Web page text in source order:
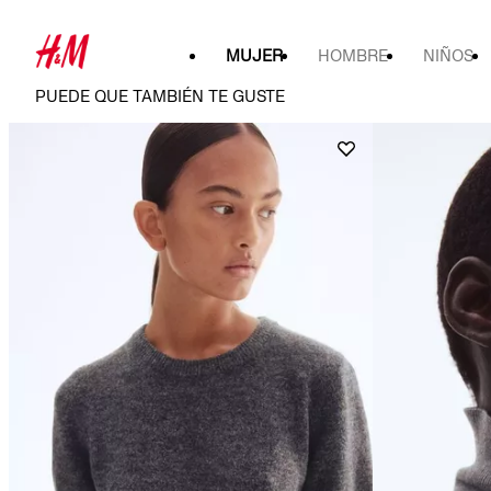
MUJER HOMBRE NIÑOS
PUEDE QUE TAMBIÉN TE GUSTE